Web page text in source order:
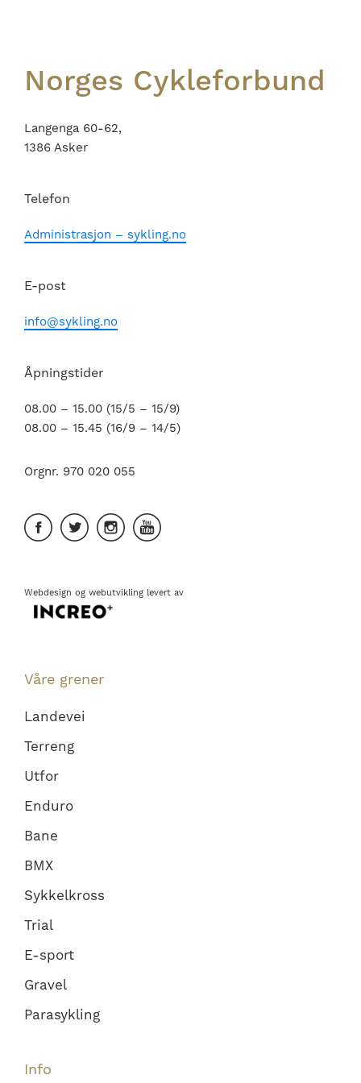
Norges Cykleforbund
Langenga 60-62,
1386 Asker
Telefon
Administrasjon – sykling.no
E-post
info@sykling.no
Åpningstider
08.00 – 15.00 (15/5 – 15/9)
08.00 – 15.45 (16/9 – 14/5)
Orgnr. 970 020 055
Webdesign og webutvikling levert av
Våre grener
Landevei
Terreng
Utfor
Enduro
Bane
BMX
Sykkelkross
Trial
E-sport
Gravel
Parasykling
Info